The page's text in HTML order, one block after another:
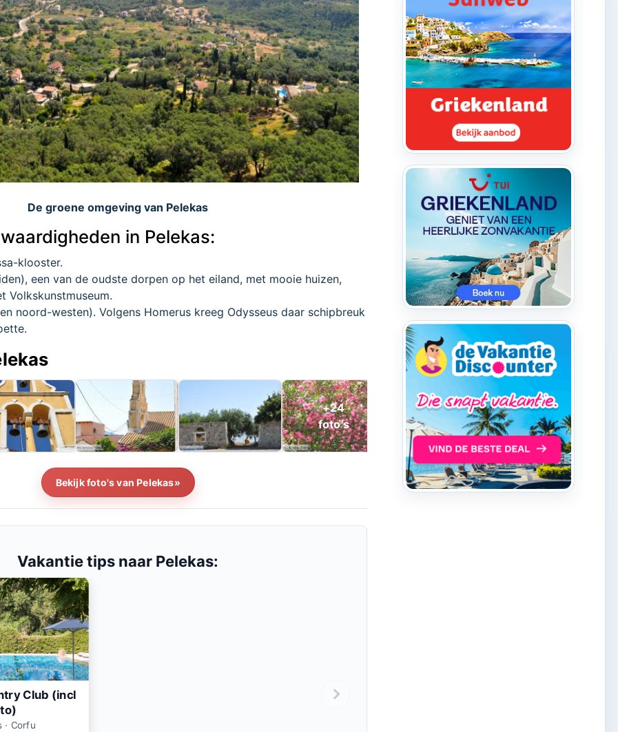
De groene omgeving van Pelekas
in Pelekas:
klooster.
een van de oudste dorpen op het eiland, met mooie huizen,
Volkskunstmuseum.
noord-westen). Volgens Homerus kreeg Odysseus daar schipbreuk
Bekijk foto's van Pelekas»
Vakantie tips naar Pelekas:
Club (incl
· Corfu